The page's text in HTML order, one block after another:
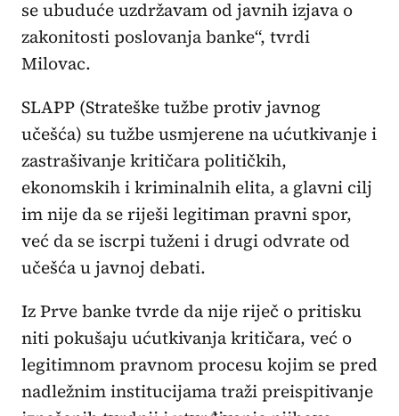
se ubuduće uzdržavam od javnih izjava o
zakonitosti poslovanja banke“, tvrdi
Milovac.
SLAPP (Strateške tužbe protiv javnog
učešća) su tužbe usmjerene na ućutkivanje i
zastrašivanje kritičara političkih,
ekonomskih i kriminalnih elita, a glavni cilj
im nije da se riješi legitiman pravni spor,
već da se iscrpi tuženi i drugi odvrate od
učešća u javnoj debati.
Iz Prve banke tvrde da nije riječ o pritisku
niti pokušaju ućutkivanja kritičara, već o
legitimnom pravnom procesu kojim se pred
nadležnim institucijama traži preispitivanje